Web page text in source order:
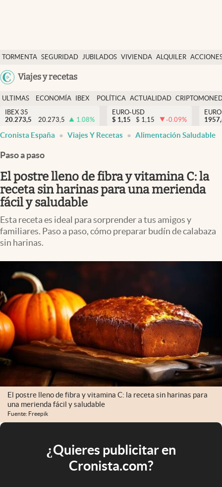
TORMENTA SEGURIDAD JUBILADOS VIVIENDA ALQUILER
Colombia
Viajes y recetas
Economía y finanzas
Política
Actualidad
Criptomonedas
España
ULTIMAS
NOTICIAS
ECONOMÍA
FINANZAS
IBEX
EURO
POLÍTICA ACTUALIDAD
IBEX 35
20.273,5
20.273,5 1.08%
EURO-USD
$ 1,15 $ 1,15 -0.09%
Cronista España Viajes Y Recetas Alimentación Saludable
Paso a paso
El postre lleno de fibra y vitamina C: la
receta sin harinas para una merienda
fácil y saludable
Esta receta es ideal para sorprender a tus amigos y
familiares. Paso a paso, cómo preparar budín de calabaza
sin harinas.
El postre lleno de fibra y vitamina C: la receta sin harinas para
una merienda fácil y saludable
Fuente: Freepik
¿Quieres publicitar en
Cronista.com?